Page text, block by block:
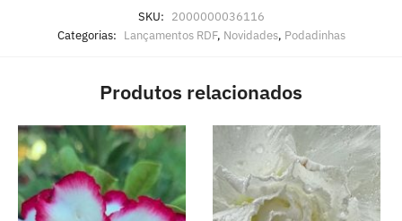
SKU: 2000000036116
Categorias: Lançamentos RDF, Novidades, Podadinhas
Produtos relacionados